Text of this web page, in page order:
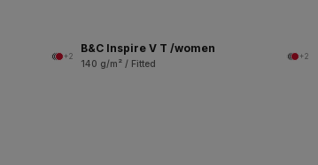
+2
B&C Inspire V T /women
140 g/m² / Fitted
+2